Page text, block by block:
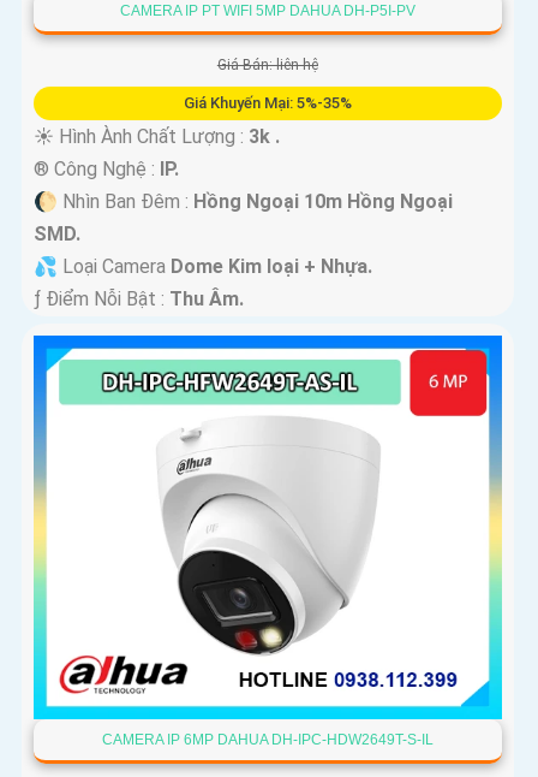
CAMERA IP PT WIFI 5MP DAHUA DH-P5I-PV
Giá Bán: liên hệ
Giá Khuyến Mại: 5%-35%
☀️ Hình Ành Chất Lượng : 3k .
®️ Công Nghệ : IP.
🌔 Nhìn Ban Đêm : Hồng Ngoại 10m Hồng Ngoại
SMD.
💦 Loại Camera Dome Kim loại + Nhựa.
️ƒ Điểm Nỗi Bật : Thu Âm.
CAMERA IP 6MP DAHUA DH-IPC-HDW2649T-S-IL